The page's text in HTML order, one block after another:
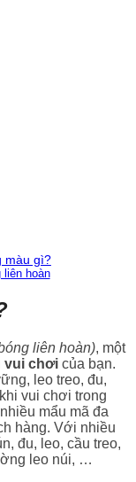
màu gì?
liên hoàn
liên hoàn), một
vui chơi của bạn.
leo treo, đu,
vui chơi trong
mẩu mã đa
hàng. Với nhiều
đu, leo, cầu treo,
leo núi, …